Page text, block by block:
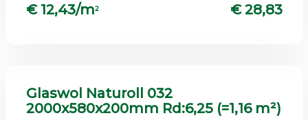
€ 12,43/m2 € 28,83
Glaswol Naturoll 032
2000x580x200mm Rd:6,25 (=1,16 m²)